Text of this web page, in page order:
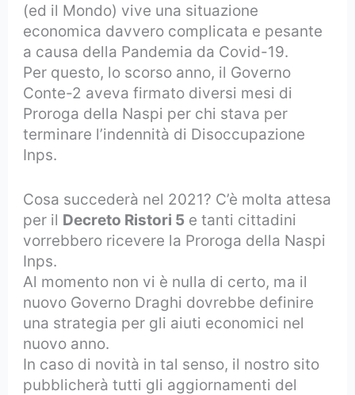
(ed il Mondo) vive una situazione
economica davvero complicata e pesante
a causa della Pandemia da Covid-19.
Per questo, lo scorso anno, il Governo
Conte-2 aveva firmato diversi mesi di
Proroga della Naspi per chi stava per
terminare l’indennità di Disoccupazione
Inps.
Cosa succederà nel 2021? C’è molta attesa
per il Decreto Ristori 5 e tanti cittadini
vorrebbero ricevere la Proroga della Naspi
Inps.
Al momento non vi è nulla di certo, ma il
nuovo Governo Draghi dovrebbe definire
una strategia per gli aiuti economici nel
nuovo anno.
In caso di novità in tal senso, il nostro sito
pubblicherà tutti gli aggiornamenti del